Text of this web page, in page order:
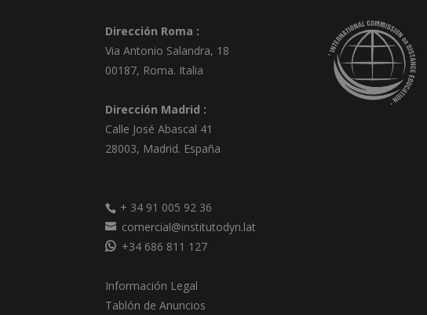
Dirección Roma :
Via Antonio Salandra, 18
00187, Roma. Italia
Dirección Madrid :
Calle José Abascal 41
28003, Madrid. España
+ 34 91 005 92 36
comercial@institutodyn.lat
+34 686 811 127
Información Legal
Tablón de Anuncios